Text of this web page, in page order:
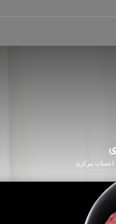
اعصاب مرکزی